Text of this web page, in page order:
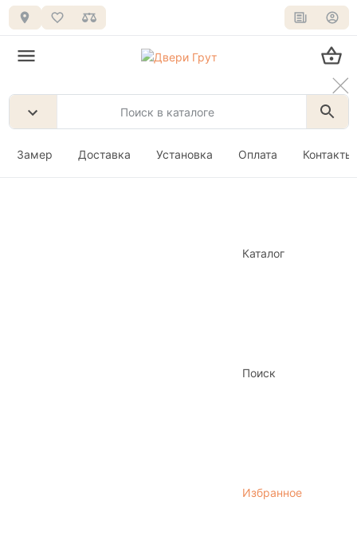
Замер Доставка Установка Оплата Контакты
Каталог
Поиск
Избранное